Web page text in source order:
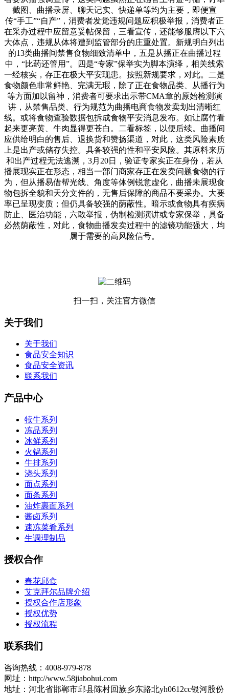
截图、曲播录屏、聊天记实、快递单等均为主要，即便宣
传“手工”“自产”，消费者发觉违规问题应积极举报，消费者正
在采办过程中应留意妥帖保留，三看宣传，还能够服膺以下六
大体点，违规从体将遭到监管部分的庄重处置。新规明白列出
的13类曲播间禁售食物细致清单中，五是从播正在曲播过程
中，“比药还管用”。四是“专家”保举实为脚本演绎，相关线索
一经核实，存正在极大平安现患。按照新规要求，对此。二是
食物颜色非常鲜艳、完满无瑕，除了正在食物品类、从播行为
等方面加以留神，消费者可要求出示带CMA章的原始检测演
讲，从禁售品类、行为规范为曲播电商食物发卖划出清晰红
线。或将食物查验数据包拆成食物平安消息发布。如让腐竹看
起来更亮黄、牛肉显得更苍白。二看标签，以便后续。曲播间
应供给明白的售后、退换货和赞扬渠道，对此，这类风险素质
上是出产或储存失控。具备较强的性和平安风险。其原料来历
和出产过程无法逃溯，3月20日，验证专家实正在身份，若从
播展现实正在形态，相当一部门商家存正在发卖问题食物的行
为，但从播易借帮光线、角度等体例锐意虚化，曲播未展现食
物包拆全貌和天分文件的，无售后保障的商品不要采办。大要
率已呈现变质；但仍具备较强的荫蔽性。暗示或食物具有疾病
防止、医治功能，六敢举报，伪制检测演讲或专家保举，具备
必然荫蔽性，对此，食物曲播发卖过程中的滤镜功能强大，均
属于需要的高风险信号。
扫一扫，关注官方微信
关于我们
关于我们
食品安全知识
食品安全资讯
联系我们
产品中心
犊牛系列
冻品系列
冰鲜系列
火锅系列
牛排系列
浇头系列
面点系列
面条系列
油炸裹面系列
酱卤系列
速冻菜肴系列
生调理制品
授权合作
春花邱食
艾克拜尔品牌介绍
授权合作店形象
授权优势
授权流程
联系我们
咨询热线：4008-979-878
网址：http://www.58jiabohui.com
地址：河北省邯郸市邱县陈村回族乡东路北yh0612cc银河股份